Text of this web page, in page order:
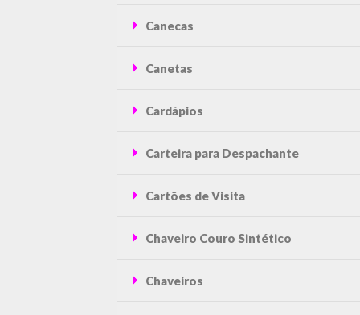
Canecas
Canetas
Cardápios
Carteira para Despachante
Cartões de Visita
Chaveiro Couro Sintético
Chaveiros